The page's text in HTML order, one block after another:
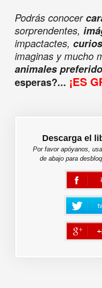
Podrás conocer
sorprendentes,
impactactes,
imaginas y mucho
animales
esperas?... ¡ES
Descarga el
Por favor apóyanos,
de abajo para